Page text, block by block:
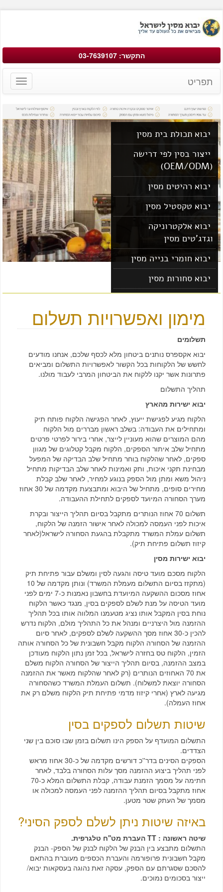
התקשר: 03-7639107
Toggle
תפריט
יבוא תכולת בית מסין
ייצור בסין לפי דרישה
יבוא רהיטים מסין
יבוא טקסטיל מסין
יבוא אלקטרוניקה
וגדג'טים מסין
יבוא חומרי בנייה מסין
יבוא סחורות מסין
מימון ואפשרויות תשלום
תשלומים
יבוא אקספרס נותנים ביטחון מלא לכסף שלכם, אנחנו מודעים
לחשש של הלקוחות בכל הקשור לאפשרויות התשלום ומביאים
פתרונות אשר יקנו ללקוח את הביטחון המרבי לעבוד מולנו.
תהליך התשלום
יבוא ישירות מהארץ
הלקוח מגיע לפגישת ייעוץ, לאחר הפגישה הלקוח פותח תיק
ומתחילים את העבודה: בשלב ראשון מבררים מול הלקוח
מהם המוצרים שהוא מעוניין לייצר, אחרי בירור לפרטי פרטים
מתחיל שלב איתור הספקים, הלקוח מקבל קטלוגים של מגוון
ספקים, לאחר שהלקוח בוחר מתחיל שלב הבדיקה של המפעל
מבחינת תקני איכות, ותק ואמינות לאחר שלב הבדיקות מתחיל
ניהול משא ומתן מול הספק בנוגע למחיר, לאחר שלב קבלת
מחירים סופים, מתחיל של היבוא ומתבצעת מקדמה של 30 אחוז
מערך הסחורה המיועד לספקים לתחילת ההעבודה.
תשלום 70 אחוז הנותרים מתקבל בסיום תהליך הייצור ובקרת
איכות לפני העמסה למכולה לאחר אישור הזמנה של הלקוח,
תשלום עמלת המשרד מתקבלת בהגעת הסחורה לישראל(לאחר
קיזוז תשלום פתיחת תיק).
יבוא ישירות מסין
הלקוח מסכם מועד טיסה והגעה לסין ומשלם עבור פתיחת תיק
(מתקזז בסיום התשלום מעמלת המשרד) ונותן מקדמה של 10
אחוז מסכום ההשקעה המיועדת בחשבון נאמנות כ-7 ימים לפני
מועד הטיסה על מנת לשלם לספקים בסין, מנגד כאשר הלקוח
נוחת בסין המקבל אותו נציג מטעמנו המלווה אותו בכל תהליך
ההזמנה מול היצרניים ומנהל את כל התהליך מולם, הלקוח נדרש
להכין כ-30 אחוז מסך ההשקעה לשלם לספקים, לאחר סיום
ההזמנה של הסחורה הלקוח מקבל חשבונית של כל הסחורה אותה
הזמין, הלקוח טס בחזרה לישראל, בכל זמן נתון הלקוח מעודכן
במצב ההזמנה, בסיום תהליך הייצור של הסחורה הלקוח משלם
את 70 האחוזים הנותרים (רק לאחר שהלקוח מאשר את ההזמנה
הסחורה יוצאת למשלוח). תשלום העמלת המשרד כשהסחורה
מגיעה לארץ (אחרי קיזוז מדמי פתיחת תיק הלקוח משלם רק את
אחוז העמלה).
שיטות תשלום לספקים בסין
התשלום המועדף על הספק הינו תשלום בזמן שבו סוכם בין שני
הצדדים.
הספקים הסינים בדר''כ דורשים מקדמה של כ-30 אחוז מראש
לפני תהליך ביצוע ההזמנה מסך עלות הסחורה בלבד, לאחר
חתימה על מסמך הזמנת עבודה, קבלת התשלום המלא כ-70
אחוז מתקבל בסיום תהליך ההזמנה לפני העמסה למכולה או
מסמך של העתק שטר מטען.
באיזה שיטות ניתן לשלם לספק הסיני?
שיטה ראשונה : TT העברת מט''ח טלגרפית.
התשלום מתבצע בין הבנק של הלקוח לבנק של הספק- הבנק
מקבל חשבונית פרופורמה והעברת הכספים מעוברת בהתאם
להסכם שסגרתם עם הספק, עסקה זאת נהוגה בעסקאות יבוא/
ייצור בסכומים נמוכים.